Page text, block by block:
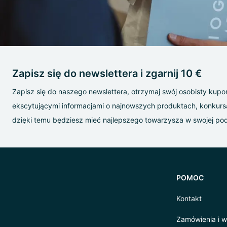
Zapisz się do newslettera i zgarnij 10 €
Zapisz się do naszego newslettera, otrzymaj swój osobisty
ekscytującymi informacjami o najnowszych produktach,
dzięki temu będziesz mieć najlepszego towarzysza w swojej
POMOC
Kontakt
Zamówienia i